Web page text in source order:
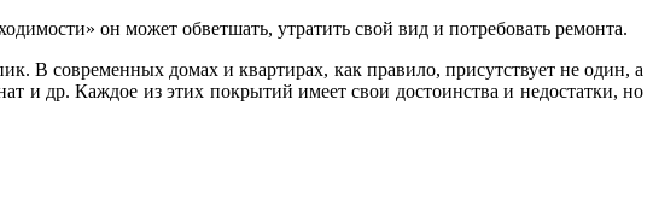
он может обветшать, утратить свой вид и потребовать ремонта.
В современных домах и квартирах, как правило, присутствует не один, а
и др.Каждое из этих покрытий имеет свои достоинства и недостатки, но